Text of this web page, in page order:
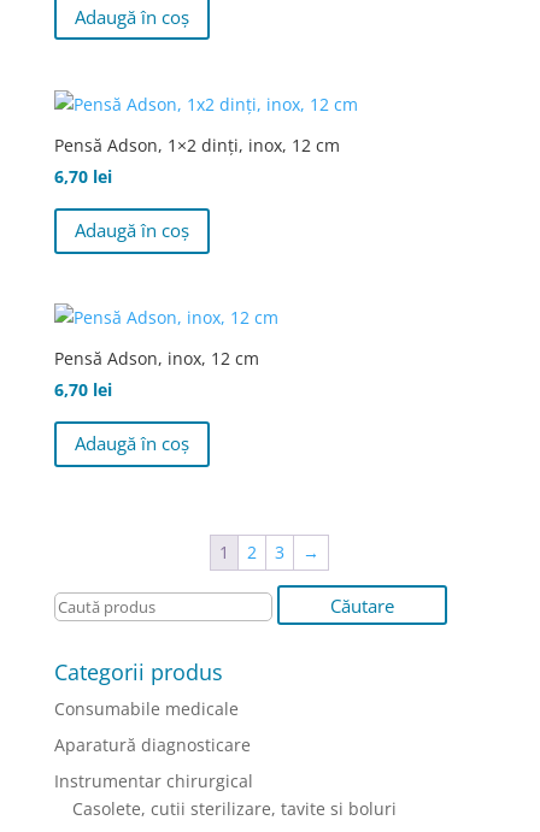
Adaugă în coș
Pensă Adson, 1×2 dinţi, inox, 12 cm
6,70 lei
Adaugă în coș
Pensă Adson, inox, 12 cm
6,70 lei
Adaugă în coș
1 2 3 →
Categorii produs
Consumabile medicale
Aparatură diagnosticare
Instrumentar chirurgical
Casolete, cutii sterilizare, tavite si boluri